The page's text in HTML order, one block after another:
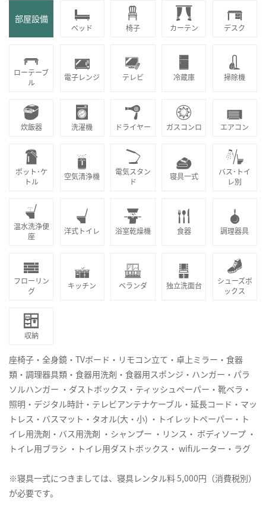
部屋設備
ベッド 椅子 カーテン デスク
ローテーブ
ル
電子レンジ テレビ 冷蔵庫 掃除機
炊飯器 洗濯機 ドライヤー ガスコンロ エアコン
ポット･ケ
トル
空気清浄機
電気スタン
ド
寝具一式
バス･トイ
レ別
温水洗浄便
座
洋式トイレ 浴室乾燥機 食器 調理器具
フローリン
グ
キッチン ベランダ 独立洗面台
シューズボ
ックス
収納
座椅子・全身鏡・TVボード・リモコン立て・卓上ミラー・食器
類・調理器具類・食器用洗剤・食器用スポンジ・ハンガー・パラ
ソルハンガー ・ダストボックス・ティッシュペーパー・靴ベラ・
照明・デジタル時計・テレビアンテナケーブル・延長コード・マッ
トレス・バスマット・タオル(大・小) ・トイレットペーパー・ト
イレ用洗剤・バス用洗剤 ・シャンプー ・リンス・ ボディソープ ・
トイレ用ブラシ ・トイレ用ダストボックス・ wifiルーター・ラグ
※寝具一式につきましては、寝具レンタル料 5,000円（消費税別）
が必要です。